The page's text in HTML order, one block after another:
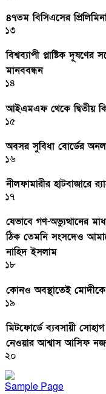
৪৭তম বিসিএসের
১৩
বিশ্বব্যাপী প্লাষ্টিক
মানববন্ধন
১৪
আইএমএফ থেকে দ্বিতীয়
১৫
অবসর সুবিধা বোর্ডের
১৬
নীলফামারীর হাটবাজারে
১৭
যেভাবে গণ-অভ্যুত্থানের
ঠিক তেমনি সংসদেও
নাহিদ ইসলাম
১৮
কোনও অবস্থাতেই মোদীকে
১৯
মিটফোর্ডে ব্যবসায়ী
নেওয়ার আশ্বাস আসিফ
২০
Sample Page